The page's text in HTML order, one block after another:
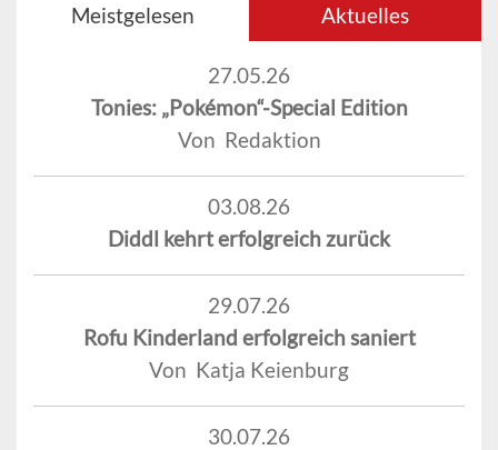
Meistgelesen Aktuelles
27.05.26
Tonies: „Pokémon“-Special Edition
Von Redaktion
03.08.26
Diddl kehrt erfolgreich zurück
29.07.26
Rofu Kinderland erfolgreich saniert
Von Katja Keienburg
30.07.26